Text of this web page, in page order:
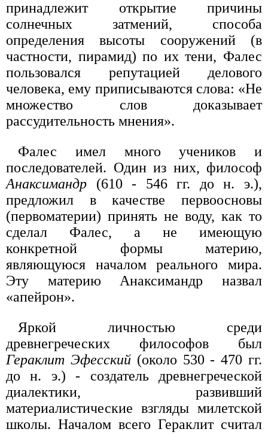
принадлежит открытие причины
солнечных затмений, способа
определения высоты сооружений (в
частности, пирамид) по их тени, Фалес
пользовался репутацией делового
человека, ему приписываются слова: «Не
множество слов доказывает
рассудительность мнения».
Фалес имел много учеников и
последователей. Один из них, философ
Анаксимандр (610 - 546 гг. до н. э.),
предложил в качестве первоосновы
(первоматерии) принять не воду, как то
сделал Фалес, а не имеющую
конкретной формы материю,
являющуюся началом реального мира.
Эту материю Анаксимандр назвал
«апейрон».
Яркой личностью среди
древнегреческих философов был
Гераклит Эфесский(около 530 - 470 гг.
до н. э.) - создатель древнегреческой
диалектики, развивший
материалистические взгляды милетской
школы. Началом всего Гераклит считал